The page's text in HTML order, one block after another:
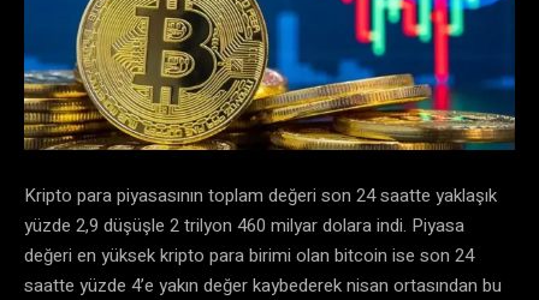
Kripto para piyasasının toplam değeri son 24 saatte yaklaşık
yüzde 2,9 düşüşle 2 trilyon 460 milyar dolara indi. Piyasa
değeri en yüksek kripto para birimi olan bitcoin ise son 24
saatte yüzde 4’e yakın değer kaybederek nisan ortasından bu